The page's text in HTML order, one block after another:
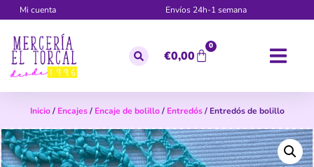
Mi cuenta Envíos 24h-1 semana
€0,00
0
Inicio/ Encajes/ Encaje de bolillo/ Entredós/ Entredós de bolillo